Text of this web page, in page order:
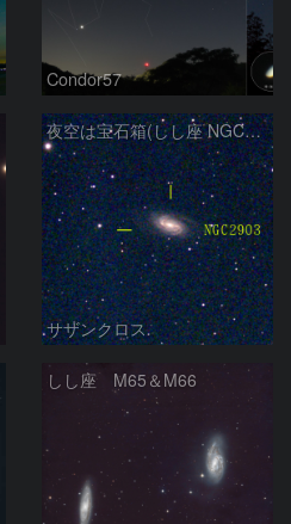
Condor57
夜空は宝石箱(しし座 NGC2903) Seestar50
サザンクロス
しし座 M65＆M66